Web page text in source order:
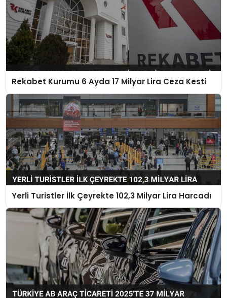
Rekabet Kurumu 6 Ayda 17 Milyar Lira Ceza Kesti
Yerli Turistler İlk Çeyrekte 102,3 Milyar Lira Harcadı